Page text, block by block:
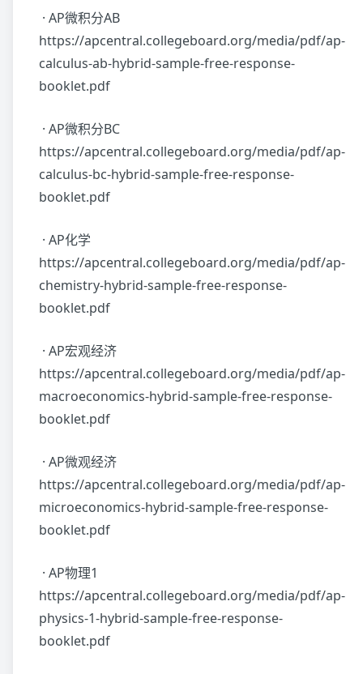
· AP微积分AB
https://apcentral.collegeboard.org/media/pdf/ap-
calculus-ab-hybrid-sample-free-response-
booklet.pdf
· AP微积分BC
https://apcentral.collegeboard.org/media/pdf/ap-
calculus-bc-hybrid-sample-free-response-
booklet.pdf
· AP化学
https://apcentral.collegeboard.org/media/pdf/ap-
chemistry-hybrid-sample-free-response-
booklet.pdf
· AP宏观经济
https://apcentral.collegeboard.org/media/pdf/ap-
macroeconomics-hybrid-sample-free-response-
booklet.pdf
· AP微观经济
https://apcentral.collegeboard.org/media/pdf/ap-
microeconomics-hybrid-sample-free-response-
booklet.pdf
· AP物理1
https://apcentral.collegeboard.org/media/pdf/ap-
physics-1-hybrid-sample-free-response-
booklet.pdf